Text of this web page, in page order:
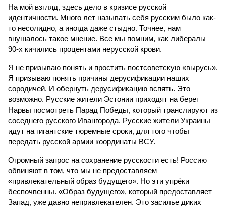
На мой взгляд, здесь дело в кризисе русской
идентичности. Много лет называть себя русским было как-
то несолидно, а иногда даже стыдно. Точнее, нам
внушалось такое мнение. Все мы помним, как либералы
90-х кичились процентами нерусской крови.
Я не призываю понять и простить постсоветскую «вырусь».
Я призываю понять причины дерусификации наших
сородичей. И обернуть дерусификацию вспять. Это
возможно. Русские жители Эстонии приходят на берег
Нарвы посмотреть Парад Победы, который транслируют из
соседнего русского Ивангорода. Русские жители Украины
идут на гигантские тюремные сроки, для того чтобы
передать русской армии координаты ВСУ.
Огромный запрос на сохранение русскости есть! Россию
обвиняют в том, что мы не предоставляем
«привлекательный образ будущего». Но эти упрёки
беспочвенны. «Образ будущего», который предоставляет
Запад, уже давно непривлекателен. Это засилье диких